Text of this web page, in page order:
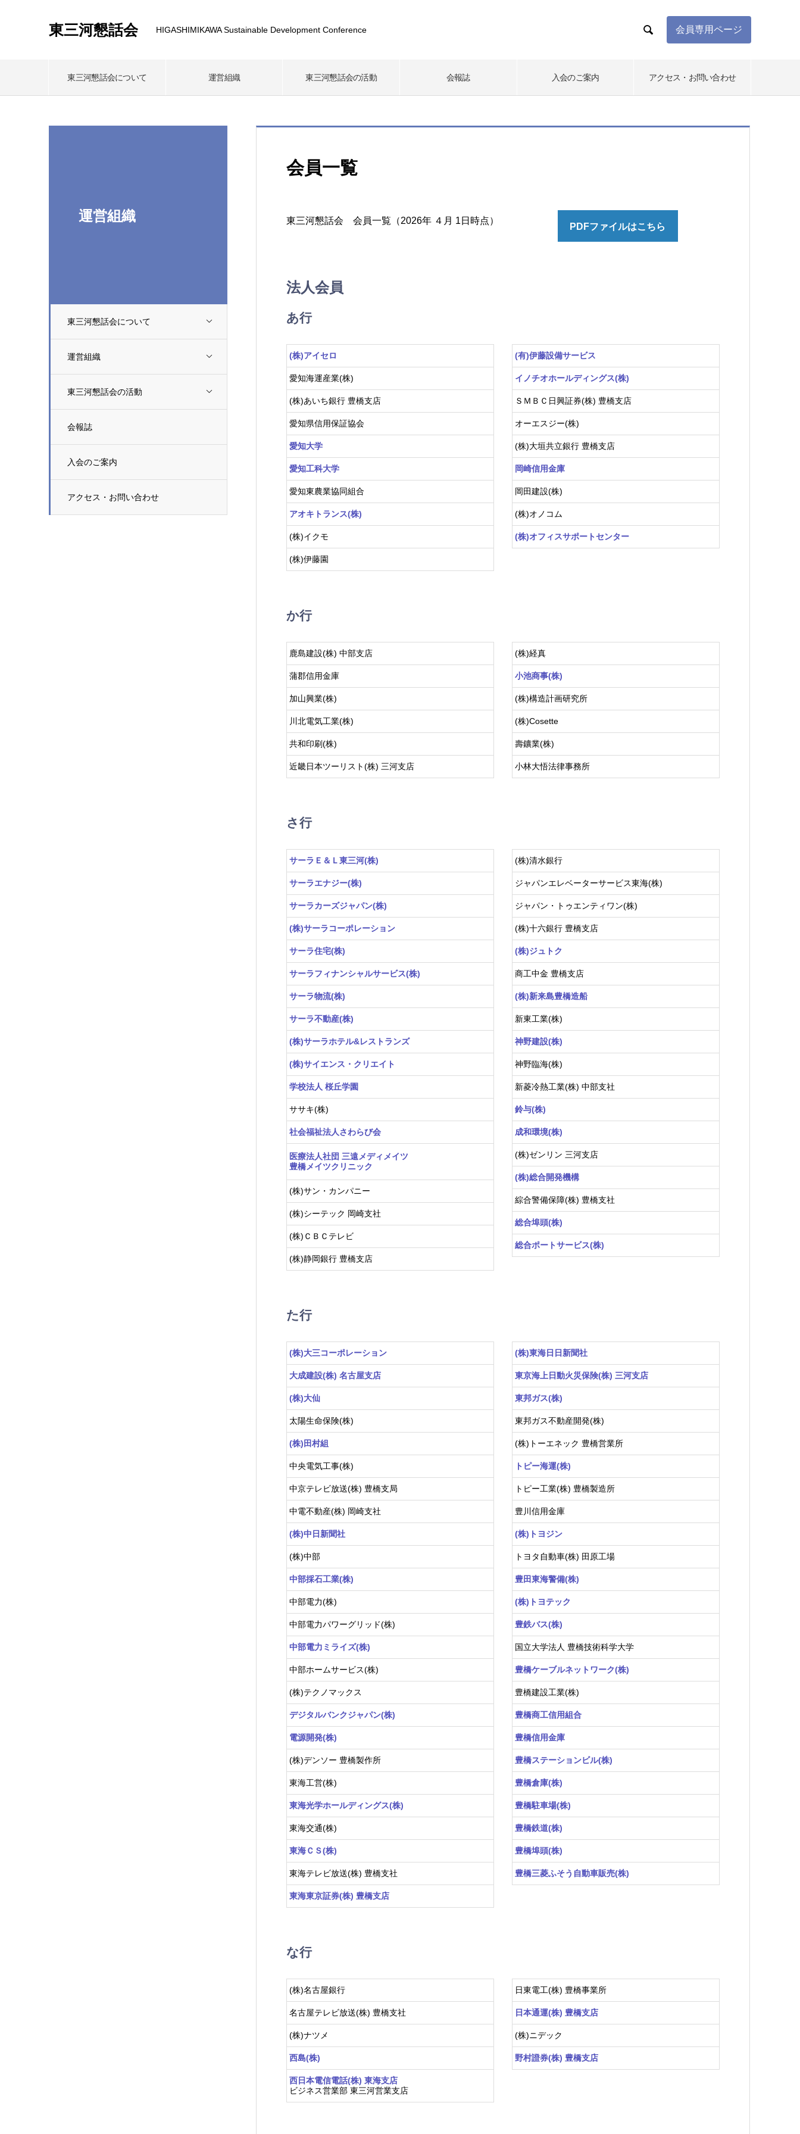
東三河懇話会 HIGASHIMIKAWA Sustainable Development Conference  会員専用ページ
東三河懇話会について 運営組織 東三河懇話会の活動 会報誌 入会のご案内 アクセス・お問い合わせ
運営組織
東三河懇話会について
運営組織
東三河懇話会の活動
会報誌
入会のご案内
アクセス・お問い合わせ
会員一覧
東三河懇話会 会員一覧（2026年 ４月 1日時点）
PDFファイルはこちら
法人会員
あ行
(株)アイセロ
愛知海運産業(株)
(株)あいち銀行 豊橋支店
愛知県信用保証協会
愛知大学
愛知工科大学
愛知東農業協同組合
アオキトランス(株)
(株)イクモ
(株)伊藤園
(有)伊藤設備サービス
イノチオホールディングス(株)
ＳＭＢＣ日興証券(株) 豊橋支店
オーエスジー(株)
(株)大垣共立銀行 豊橋支店
岡崎信用金庫
岡田建設(株)
(株)オノコム
(株)オフィスサポートセンター
か行
鹿島建設(株) 中部支店
蒲郡信用金庫
加山興業(株)
川北電気工業(株)
共和印刷(株)
近畿日本ツーリスト(株) 三河支店
(株)経真
小池商事(株)
(株)構造計画研究所
(株)Cosette
壽鑛業(株)
小林大悟法律事務所
さ行
サーラＥ＆Ｌ東三河(株)
サーラエナジー(株)
サーラカーズジャパン(株)
(株)サーラコーポレーション
サーラ住宅(株)
サーラフィナンシャルサービス(株)
サーラ物流(株)
サーラ不動産(株)
(株)サーラホテル&レストランズ
(株)サイエンス・クリエイト
学校法人 桜丘学園
ササキ(株)
社会福祉法人さわらび会
医療法人社団 三遠メディメイツ
豊橋メイツクリニック
(株)サン・カンパニー
(株)シーテック 岡崎支社
(株)ＣＢＣテレビ
(株)静岡銀行 豊橋支店
(株)清水銀行
ジャパンエレベーターサービス東海(株)
ジャパン・トゥエンティワン(株)
(株)十六銀行 豊橋支店
(株)ジュトク
商工中金 豊橋支店
(株)新来島豊橋造船
新東工業(株)
神野建設(株)
神野臨海(株)
新菱冷熱工業(株) 中部支社
鈴与(株)
成和環境(株)
(株)ゼンリン 三河支店
(株)総合開発機構
綜合警備保障(株) 豊橋支社
総合埠頭(株)
総合ポートサービス(株)
た行
(株)大三コーポレーション
大成建設(株) 名古屋支店
(株)大仙
太陽生命保険(株)
(株)田村組
中央電気工事(株)
中京テレビ放送(株) 豊橋支局
中電不動産(株) 岡崎支社
(株)中日新聞社
(株)中部
中部採石工業(株)
中部電力(株)
中部電力パワーグリッド(株)
中部電力ミライズ(株)
中部ホームサービス(株)
(株)テクノマックス
デジタルバンクジャパン(株)
電源開発(株)
(株)デンソー 豊橋製作所
東海工営(株)
東海光学ホールディングス(株)
東海交通(株)
東海ＣＳ(株)
東海テレビ放送(株) 豊橋支社
東海東京証券(株) 豊橋支店
(株)東海日日新聞社
東京海上日動火災保険(株) 三河支店
東邦ガス(株)
東邦ガス不動産開発(株)
(株)トーエネック 豊橋営業所
トピー海運(株)
トピー工業(株) 豊橋製造所
豊川信用金庫
(株)トヨジン
トヨタ自動車(株) 田原工場
豊田東海警備(株)
(株)トヨテック
豊鉄バス(株)
国立大学法人 豊橋技術科学大学
豊橋ケーブルネットワーク(株)
豊橋建設工業(株)
豊橋商工信用組合
豊橋信用金庫
豊橋ステーションビル(株)
豊橋倉庫(株)
豊橋駐車場(株)
豊橋鉄道(株)
豊橋埠頭(株)
豊橋三菱ふそう自動車販売(株)
な行
(株)名古屋銀行
名古屋テレビ放送(株) 豊橋支社
(株)ナツメ
西島(株)
西日本電信電話(株) 東海支店
ビジネス営業部 東三河営業支店
日東電工(株) 豊橋事業所
日本通運(株) 豊橋支店
(株)ニデック
野村證券(株) 豊橋支店